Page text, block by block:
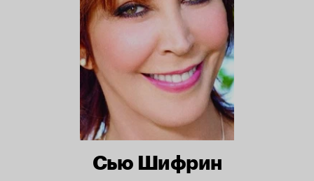
Сью Шифрин